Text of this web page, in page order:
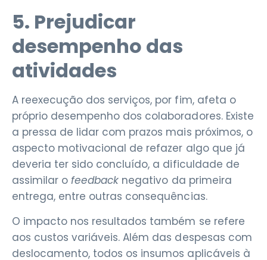
5. Prejudicar
desempenho das
atividades
A reexecução dos serviços, por fim, afeta o
próprio desempenho dos colaboradores. Existe
a pressa de lidar com prazos mais próximos, o
aspecto motivacional de refazer algo que já
deveria ter sido concluído, a dificuldade de
assimilar ofeedback negativo da primeira
entrega, entre outras consequências.
O impacto nos resultados também se refere
aos custos variáveis. Além das despesas com
deslocamento, todos os insumos aplicáveis à